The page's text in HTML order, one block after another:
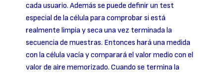
cada usuario. Además se puede definir un test
especial de la célula para comprobar si está
realmente limpia y seca una vez terminada la
secuencia de muestras. Entonces hará una medida
con la célula vacía y comparará el valor medio con el
valor de aire memorizado. Cuando se termina la